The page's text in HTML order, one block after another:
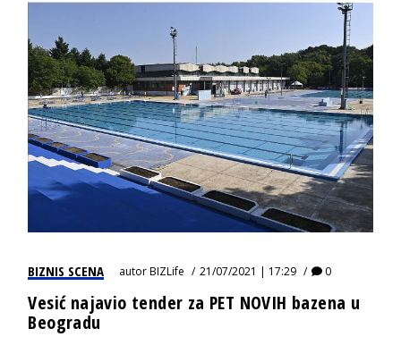
BIZNIS SCENA autorBIZLife 21/07/2021 | 17:29 0
Vesić najavio tender za PET NOVIH bazena u
Beogradu